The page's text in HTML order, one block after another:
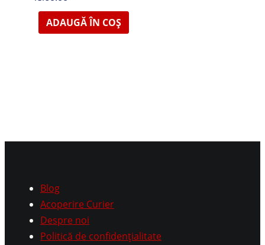
ADAUGĂ ÎN COȘ
Blog
Acoperire Curier
Despre noi
Politică de confidențialitate